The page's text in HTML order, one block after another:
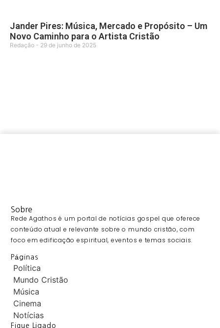
Jander Pires: Música, Mercado e Propósito – Um
Novo Caminho para o Artista Cristão
Redação 29 de junho de 2025
Sobre
Rede Agathos é um portal de notícias gospel que oferece
conteúdo atual e relevante sobre o mundo cristão, com
foco em edificação espiritual, eventos e temas sociais.
Páginas
Política
Mundo Cristão
Música
Cinema
Notícias
Fique Ligado